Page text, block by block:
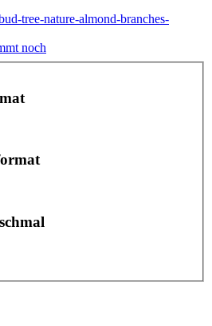
tree-nature-almond-branches-
noch